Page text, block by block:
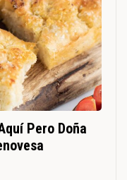
Pero Doña